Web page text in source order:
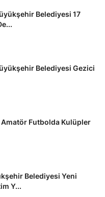
Belediyesi 17
Belediyesi Gezici
Futbolda Kulüpler
Belediyesi Yeni
Y...